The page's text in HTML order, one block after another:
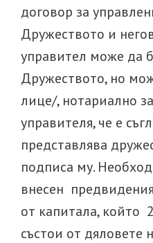
договор за
Дружеството и
управител може да
Дружеството, но
лице/, нотариално
управителя, че е
представлява
подписа му.
внесен
от капитала, който
състои от дяловете